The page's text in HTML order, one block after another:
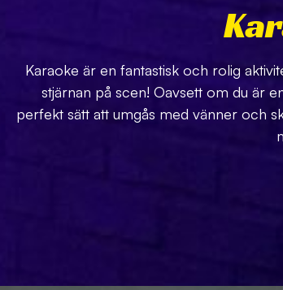
Karaoke är en fantastisk och rolig
stjärnan på scen! Oavsett om du är
perfekt sätt att umgås med vänner och